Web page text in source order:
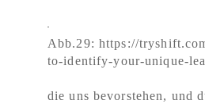
Abb.29: https://
to-identify-your-unique-
die uns bevorstehen, und